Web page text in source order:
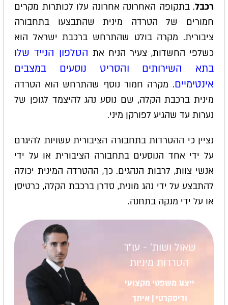
רכבל. בתקופה האחרונה אחרונה עלו לכותרות מקרים
חמורים של הטרדה מינית שהתבצעו בתחבורה
ציבורית. מקרה בולט שהתרחש ברכבת ישראל הוא
כשלפי החשדות, צעיר הניח את הטלפון הנייד שלו
בתא השירותים והסריט נוסעים במצבים
אינטימיים. מקרה חמור נוסף שהתרחש הוא הטרדה
מינית ברכבת הקלה, שם נוסע נהג להיצמד לגופן של
נערות עד שהגיע לפורקן מיני.
נציין כי ההטרדות בתחבורה הציבורית עשויות להיגרם
על ידי אחד הנוסעים בתחבורה הציבורית או על ידי
אנשי צוות, לרבות הנהגים. כך, ההטרדה המינית יכולה
להתבצע על ידי נהג מונית, סדרן ברכבת הקלה, כרטיסן
או על ידי מנקה בתחנה.
שאול ושות' - עו"ד
הטרדות מיניות
ייצוג משפטי מקצועי
ודיסקרטי | איתך